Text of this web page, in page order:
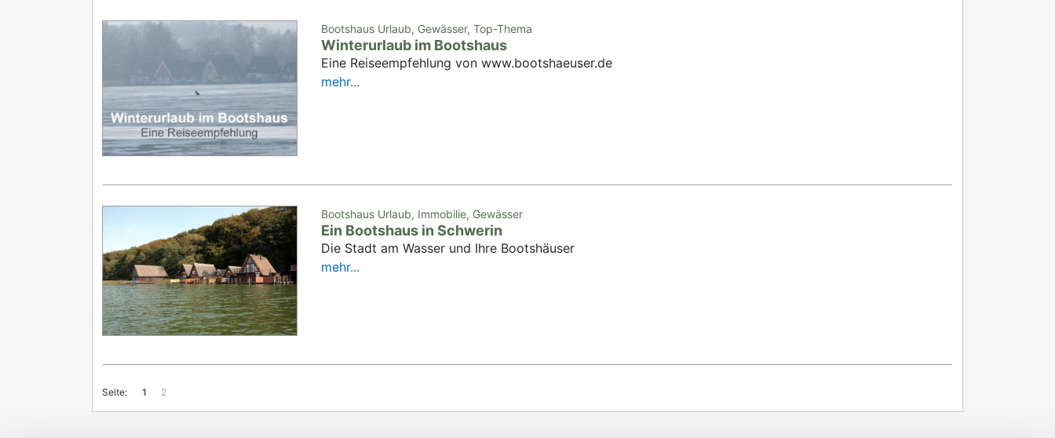
Bootshaus Urlaub, Gewässer, Top-Thema
Winterurlaub im Bootshaus
Eine Reiseempfehlung von www.bootshaeuser.de
mehr...
Bootshaus Urlaub, Immobilie, Gewässer
Ein Bootshaus in Schwerin
Die Stadt am Wasser und Ihre Bootshäuser
mehr...
Seite: 1 2